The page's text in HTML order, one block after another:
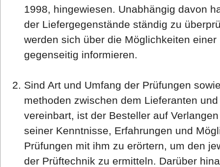
1998, hingewiesen. Unabhängig davon
der Liefergegenstände ständig zu
werden sich über die Möglichkeiten
gegenseitig informieren.
Sind Art und Umfang der Prüfungen
methoden zwischen dem Lieferanten
vereinbart, ist der Besteller auf
seiner Kenntnisse, Erfahrungen und
Prüfungen mit ihm zu erörtern, um den
der Prüftechnik zu ermitteln. Darüber